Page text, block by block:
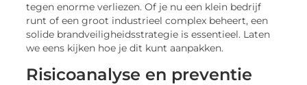
tegen enorme verliezen. Of je nu een klein bedrijf
runt of een groot industrieel complex beheert, een
solide brandveiligheidsstrategie is essentieel. Laten
we eens kijken hoe je dit kunt aanpakken.
Risicoanalyse en preventie